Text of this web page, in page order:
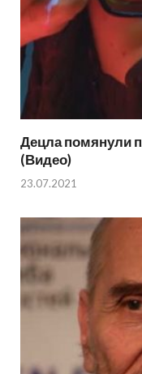
Децла помянули
(Видео)
23.07.2021